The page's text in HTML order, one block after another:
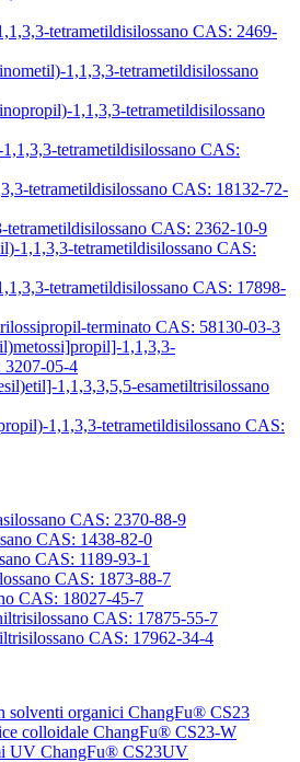
tetrametildisilossano CAS: 2469-
1,1,3,3-tetrametildisilossano
1,1,3,3-tetrametildisilossano
tetrametildisilossano CAS:
tetrametildisilossano CAS: 18132-72-
CAS: 2362-10-9
1,1,3,3-tetrametildisilossano CAS:
tetrametildisilossano CAS: 17898-
terminato CAS: 58130-03-3
1,1,3,3-
3207-05-4
1,1,3,3,5,5-esametiltrisilossano
1,1,3,3-tetrametildisilossano CAS:
CAS: 2370-88-9
CAS: 1438-82-0
CAS: 1189-93-1
CAS: 1873-88-7
CAS: 18027-45-7
CAS: 17875-55-7
CAS: 17962-34-4
solventi organici ChangFu® CS23
colloidale ChangFu® CS23-W
UV ChangFu® CS23UV